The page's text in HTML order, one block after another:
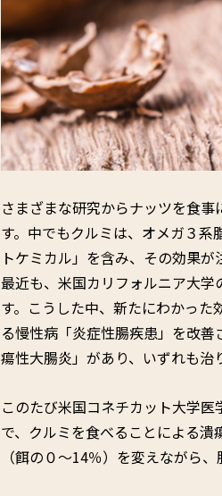
さまざまな研究からナッツを食
す。中でもクルミは、オメガ３
トケミカル」を含み、その効果が
最近も、米国カリフォルニア大
す。こうした中、新たにわかっ
る慢性病「炎症性腸疾患」を改
瘍性大腸炎」があり、いずれも治
このたび米国コネチカット大学
で、クルミを食べることによる
（餌の０〜14％）を変えながら